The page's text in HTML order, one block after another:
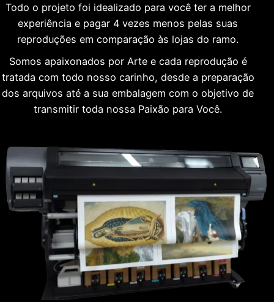
Todo o projeto foi idealizado para você ter a melhor
experiência e pagar 4 vezes menos pelas suas
reproduções em comparação às lojas do ramo.
Somos apaixonados por Arte e cada reprodução é
tratada com todo nosso carinho, desde a preparação
dos arquivos até a sua embalagem com o objetivo de
transmitir toda nossa Paixão para Você.